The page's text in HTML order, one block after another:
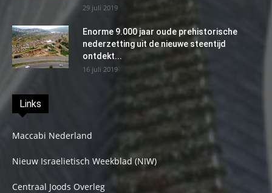
29 juli 2019
Enorme 9.000 jaar oude prehistorische
nederzetting uit de nieuwe steentijd
ontdekt...
16 juli 2019
Links
Maccabi Nederland
Nieuw Israelietisch Weekblad (NIW)
Centraal Joods Overleg